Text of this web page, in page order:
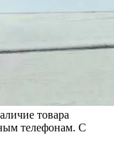
товара
телефонам. С